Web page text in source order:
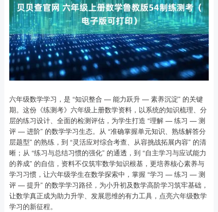
六年级数学学习，是 “知识整合 — 能力跃升 — 素养沉淀” 的关键
期。这份《练测考》六年级上册数学资料，以系统的知识梳理、分
层的练习设计、全面的检测评估，为学生打造 “理解 — 练习 — 测
评 — 进阶” 的数学学习生态。从 “准确掌握单元知识、熟练解答分
层题型” 的熟练，到 “灵活应对综合考查、从容挑战拓展内容” 的清
晰；从 “练习与总结习惯的强化” 的通透，到 “自主学习与应试能力
的养成” 的自信，资料不仅筑牢数学知识根基，更培养核心素养与
学习习惯，让六年级学生在数学探索中，掌握 “学习 — 练习 — 测
评 — 提升” 的数学学习路径，为小升初及数学高阶学习筑牢基础，
让数学真正成为助力升学、发展思维的有力工具，点亮六年级数学
学习的新征程。